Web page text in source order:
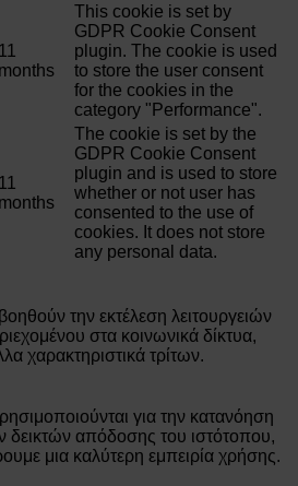
11
months
This cookie is set by
GDPR Cookie Consent
plugin. The cookie is used
to store the user consent
for the cookies in the
category "Performance".
11
months
The cookie is set by the
GDPR Cookie Consent
plugin and is used to store
whether or not user has
consented to the use of
cookies. It does not store
any personal data.
την εκτέλεση λειτουργειών
στα κοινωνικά δίκτυα,
χαρακτηριστικά τρίτων.
για την κατανόηση
δεικτών απόδοσης του ιστότοπου,
μια καλύτερη εμπειρία χρήσης.